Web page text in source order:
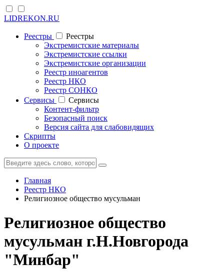
LIDREKON.RU
Реестры
Реестры
Экстремистские материалы
Экстремистские ссылки
Экстремистские организации
Реестр иноагентов
Реестр НКО
Реестр СОНКО
Cервисы
Cервисы
Контент-фильтр
Безопасный поиск
Версия сайта для слабовидящих
Скрипты
О проекте
Главная
Реестр НКО
Религиозное общество мусульман
Религиозное общество
мусульман г.Н.Новгорода
"Минбар"